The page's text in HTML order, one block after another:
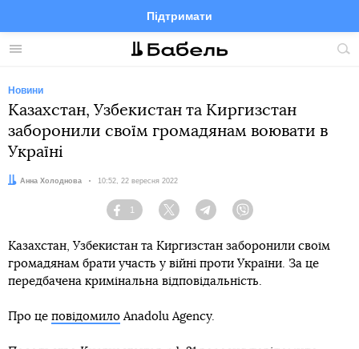
Меню
Підтримати
FacebookTelegramTwitter
Новини
Казахстан, Узбекистан та Киргизстан
заборонили своїм громадянам воювати в
Україні
Автор:
Анна Холоднова Дата:
10:52, 22 вересня 2022
Facebook
1
Twitter TelegramViber
Казахстан, Узбекистан та Киргизстан заборонили своїм
громадянам брати участь у війні проти України. За це
передбачена кримінальна відповідальність.
Про це повідомило Anadolu Agency.